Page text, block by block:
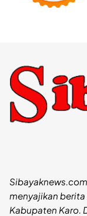
menyajikan
Kabupaten Karo.